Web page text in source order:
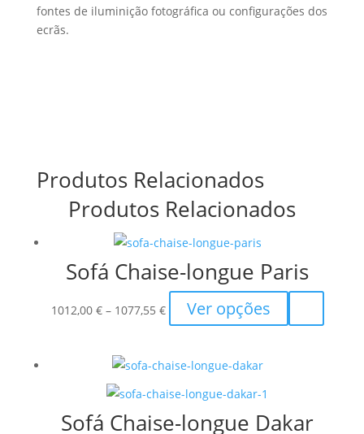
fontes de iluminição fotográfica ou configurações dos
ecrãs.
Produtos Relacionados
Produtos Relacionados
Sofá Chaise-longue Paris
1012,00 € – 1077,55 €Price
range:
through
1077,55 €
Ver opções
product
Sofá Chaise-longue Dakar